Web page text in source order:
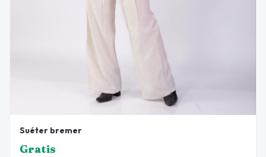
Suéter bremer
Gratis